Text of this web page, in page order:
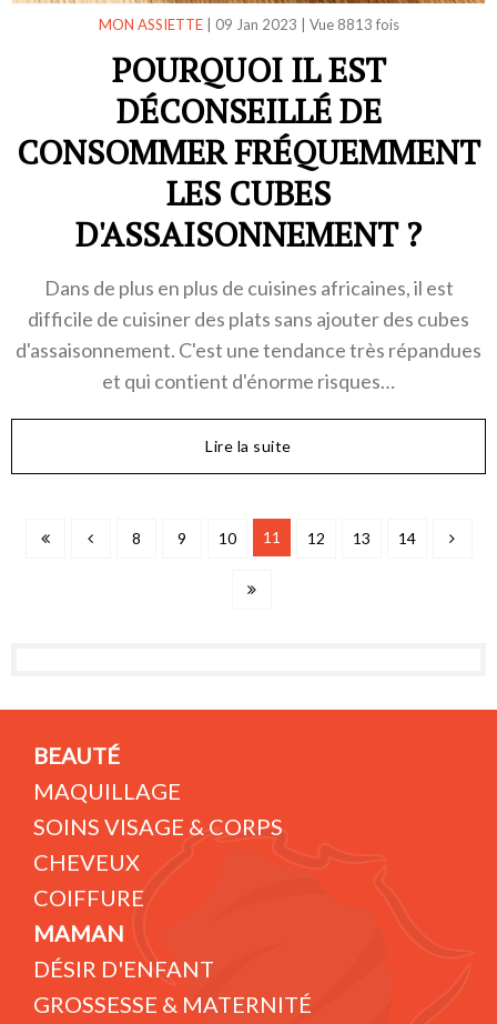
MON ASSIETTE| 09 Jan 2023 Vue 8813 fois
POURQUOI IL EST
DÉCONSEILLÉ DE
CONSOMMER FRÉQUEMMENT
LES CUBES
D'ASSAISONNEMENT ?
Dans de plus en plus de cuisines africaines, il est
difficile de cuisiner des plats sans ajouter des cubes
d'assaisonnement. C'est une tendance très répandues
et qui contient d'énorme risques…
Lire la suite
8 9 10 11 12 13 14
BEAUTÉ
MAQUILLAGE
SOINS VISAGE & CORPS
CHEVEUX
COIFFURE
MAMAN
DÉSIR D'ENFANT
GROSSESSE & MATERNITÉ